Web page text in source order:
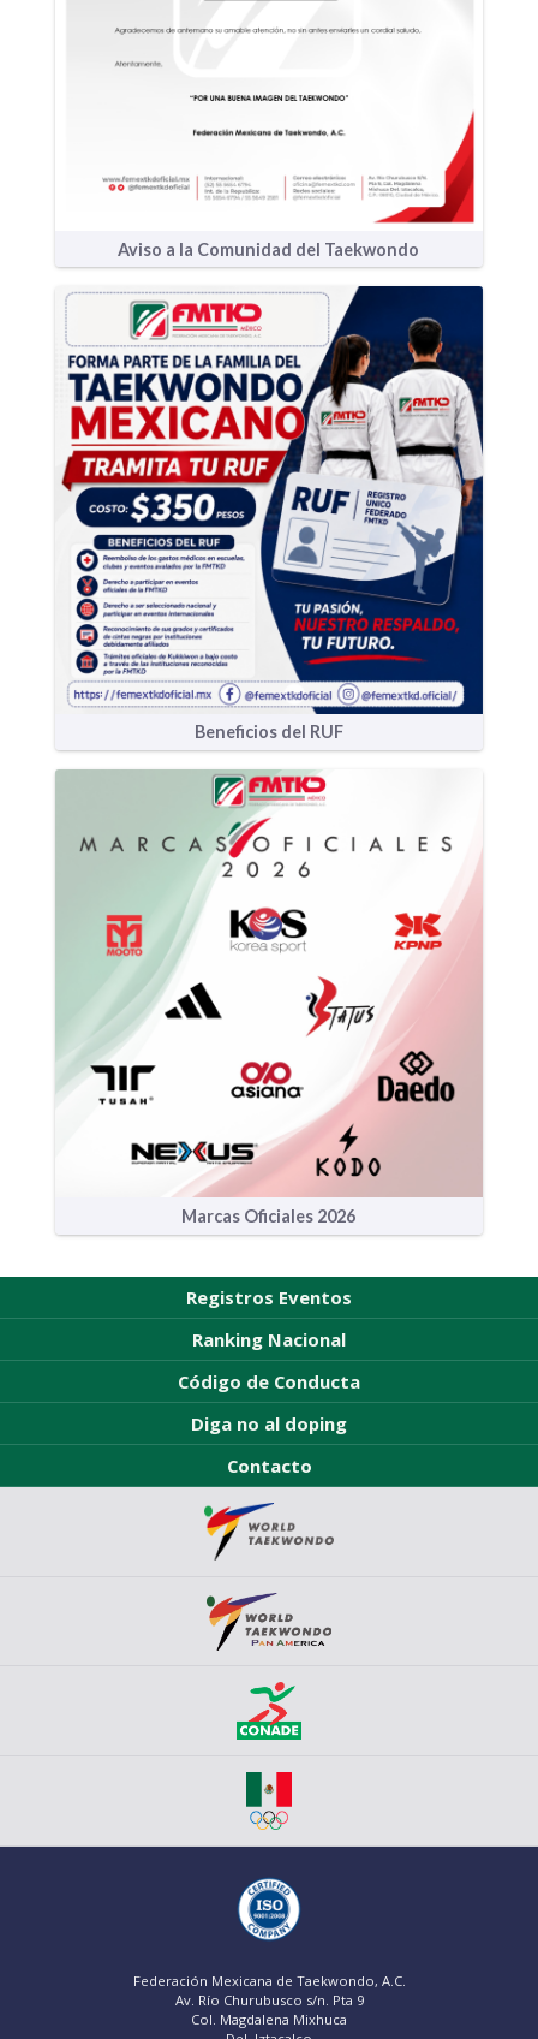
Aviso a la Comunidad del Taekwondo
Beneficios del RUF
Marcas Oficiales 2026
Registros Eventos
Ranking Nacional
Código de Conducta
Diga no al doping
Contacto
Federación Mexicana de Taekwondo, A.C.
Av. Río Churubusco s/n. Pta 9
Col. Magdalena Mixhuca